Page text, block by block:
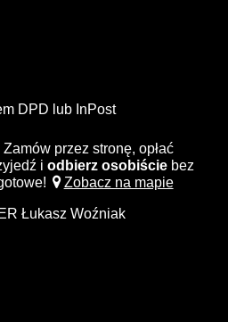
DPD lub InPost
przez stronę, opłać
i odbierz osobiście bez
Zobacz na mapie
Łukasz Woźniak